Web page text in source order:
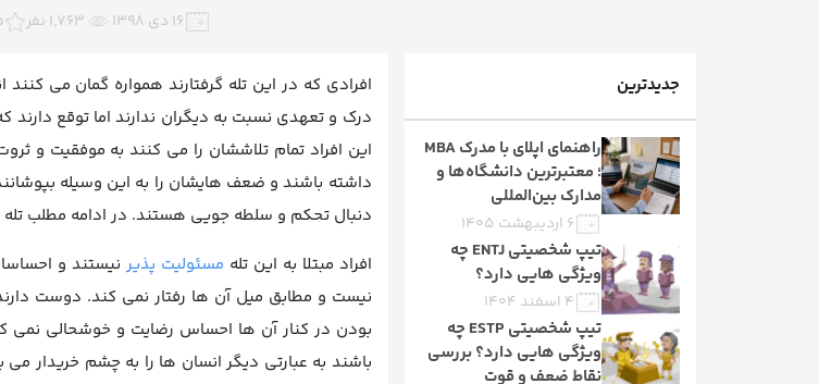
۱۶ دی ۱۳۹۸ 1,763 نفر 5
افرادی که در این تله گرفتارند همواره گمان می
درک و تعهدی نسبت به دیگران ندارند اما توقع
این افراد تمام تلاششان را می کنند به موفقیت و
داشته باشند و ضعف هایشان را به این وسیله
دنبال تحکم و سلطه جویی هستند. در ادامه مطلب تله
افراد مبتلا به این تله مسئولیت پذیر نیستند و
نیست و مطابق میل آن ها رفتار نمی کند. دوست
بودن در کنار آن ها احساس رضایت و خوشحالی نمی
باشند به عبارتی دیگر انسان ها را به چشم خریدار می
جدیدترین
راهنمای اپلای با مدرک MBA
؛ معتبرترین دانشگاه‌ها و
مدارک بین‌المللی
۶ اردیبهشت ۱۴۰۵
تیپ شخصیتی ENTJ چه
ویژگی هایی دارد؟
۴ اسفند ۱۴۰۴
تیپ شخصیتی ESTP چه
ویژگی هایی دارد؟ بررسی
نقاط ضعف و قوت